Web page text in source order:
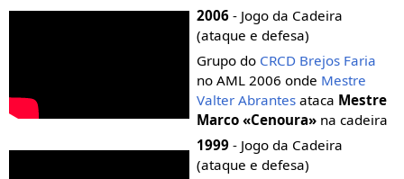
2006- Jogo da Cadeira
(ataque e defesa)
Grupo do CRCD Brejos Faria
no AML 2006 onde Mestre
Valter Abrantesataca Mestre
Marco «Cenoura»na cadeira
1999- Jogo da Cadeira
(ataque e defesa)